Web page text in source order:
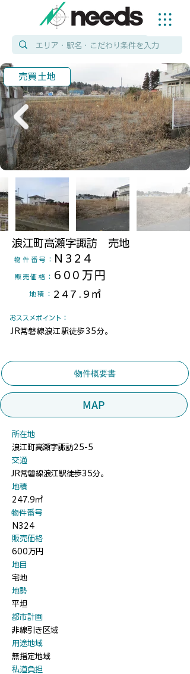
売買土地
浪江町高瀬字諏訪 売地
​販売価格： 600万円
物件番号 ： N324
地積 ： 247.9㎡
​おススメポイント：
JR常磐線浪江駅徒歩35分。
物件概要書
MAP
​所在地
浪江町高瀬字諏訪25-5
​交通
JR常磐線浪江駅徒歩35分。
地積
247.9㎡
​物件番号
N324
​販売価格
600万円
​地目
宅地
​地勢
平坦
​都市計画
非線引き区域
​用途地域
無指定地域
​私道負担